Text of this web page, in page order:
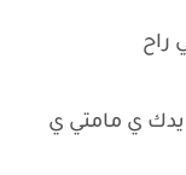
راح
ي مامتي ي